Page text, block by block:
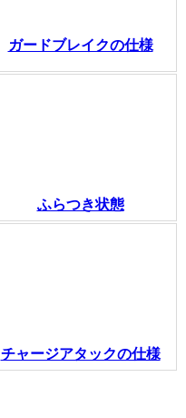
ガードブレイクの仕様
ふらつき状態
チャージアタックの仕様